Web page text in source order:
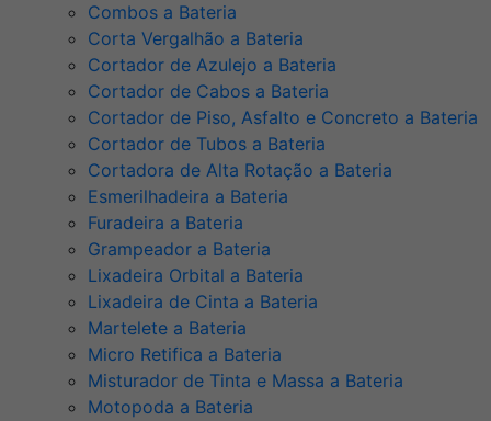
Combos a Bateria
Corta Vergalhão a Bateria
Cortador de Azulejo a Bateria
Cortador de Cabos a Bateria
Cortador de Piso, Asfalto e Concreto a Bateria
Cortador de Tubos a Bateria
Cortadora de Alta Rotação a Bateria
Esmerilhadeira a Bateria
Furadeira a Bateria
Grampeador a Bateria
Lixadeira Orbital a Bateria
Lixadeira de Cinta a Bateria
Martelete a Bateria
Micro Retifica a Bateria
Misturador de Tinta e Massa a Bateria
Motopoda a Bateria